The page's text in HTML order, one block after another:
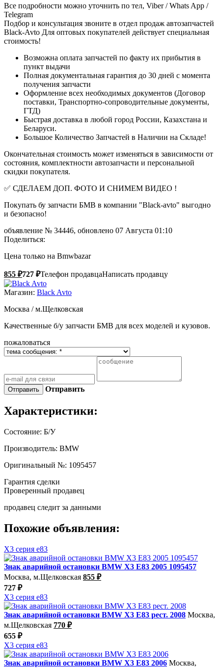
Все подробности можно уточнить по тел, Viber / Whats App /
Telegram
Подбор и консультация звоните в отдел продаж автозапчастей
Black-Avto Для оптовых покупателей действует специальная
стоимость!
Возможна оплата запчастей по факту их прибытия в
пункт выдачи
Полная документальная гарантия до 30 дней с момента
получения запчасти
Оформление всех необходимых документов (Договор
поставки, Транспортно-сопроводительные документы,
ГТД)
Быстрая доставка в любой город России, Казахстана и
Беларуси.
Большое Количество Запчастей в Наличии на Складе!
Окончательная стоимость может изменяться в зависимости от
состояния, комплектности автозапчасти и персональной
скидки покупателя.
✅ СДЕЛАЕМ ДОП. ФОТО И СНИМЕМ ВИДЕО !
Покупать бу запчасти БМВ в компании "Black-avto" выгодно
и безопасно!
объявление № 34446, обновлено 07 Августа 01:10
Поделиться:
Цена только на Bmwbazar
855 ₽727 ₽Телефон продавцаНаписать продавцу
Магазин: Black Avto
Москва / м.Щелковская
Качественные б/у запчасти БМВ для всех моделей и кузовов.
пожаловаться
Отправить
Характеристики:
Состояние: Б/У
Производитель: BMW
Оригинальный №: 1095457
Гарантия сделки
Проверенный продавец
продавец следит за данными
Похожие объявления:
X3 серия e83
Знак аварийной остановки BMW X3 E83 2005 1095457
Москва, м.Щелковская 855 ₽
727 ₽
X3 серия e83
Знак аварийной остановки BMW X3 E83 рест. 2008 Москва,
м.Щелковская 770 ₽
655 ₽
X3 серия e83
Знак аварийной остановки BMW X3 E83 2006 Москва,